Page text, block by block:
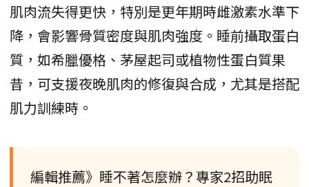
肌肉流失得更快，特別是更年期時雌激素水準下
降，會影響骨質密度與肌肉強度。睡前攝取蛋白
質，如希臘優格、茅屋起司或植物性蛋白質果
昔，可支援夜晚肌肉的修復與合成，尤其是搭配
肌力訓練時。
編輯推薦》睡不著怎麼辦？專家2招助眠